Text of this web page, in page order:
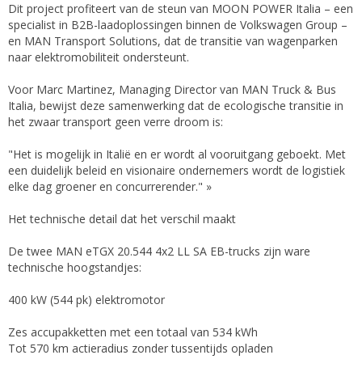
Dit project profiteert van de steun van MOON POWER Italia – een
specialist in B2B-laadoplossingen binnen de Volkswagen Group –
en MAN Transport Solutions, dat de transitie van wagenparken
naar elektromobiliteit ondersteunt.
Voor Marc Martinez, Managing Director van MAN Truck & Bus
Italia, bewijst deze samenwerking dat de ecologische transitie in
het zwaar transport geen verre droom is:
"Het is mogelijk in Italië en er wordt al vooruitgang geboekt. Met
een duidelijk beleid en visionaire ondernemers wordt de logistiek
elke dag groener en concurrerender." »
Het technische detail dat het verschil maakt
De twee MAN eTGX 20.544 4x2 LL SA EB-trucks zijn ware
technische hoogstandjes:
400 kW (544 pk) elektromotor
Zes accupakketten met een totaal van 534 kWh
Tot 570 km actieradius zonder tussentijds opladen